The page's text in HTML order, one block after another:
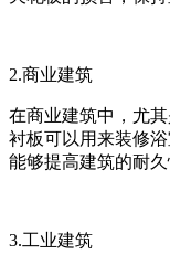
2.商业建筑
在商业建筑中，尤
衬板可以用来装修
能够提高建筑的耐
3.工业建筑